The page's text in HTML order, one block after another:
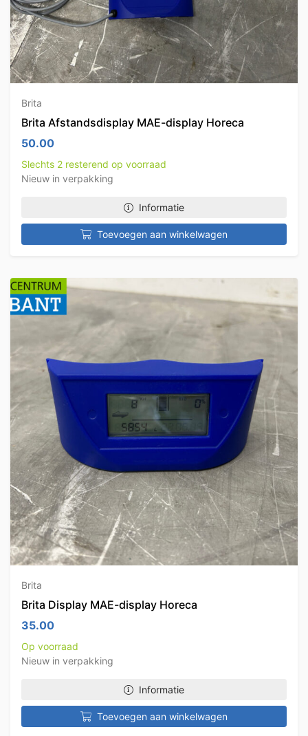
Brita
Brita Afstandsdisplay MAE-display Horeca
50.00
Slechts 2 resterend op voorraad
Nieuw in verpakking
Informatie
Toevoegen aan winkelwagen
Brita
Brita Display MAE-display Horeca
35.00
Op voorraad
Nieuw in verpakking
Informatie
Toevoegen aan winkelwagen